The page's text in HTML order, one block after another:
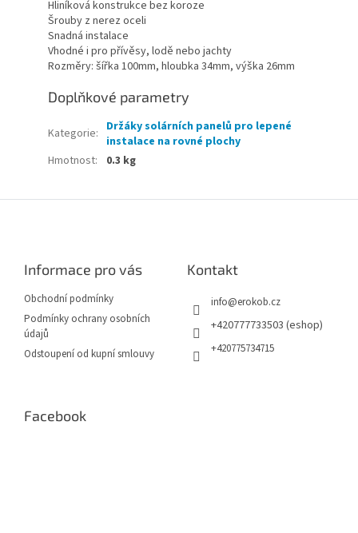
Hliníková konstrukce bez koroze
Šrouby z nerez oceli
Snadná instalace
Vhodné i pro přívěsy, lodě nebo jachty
Rozměry: šířka 100mm, hloubka 34mm, výška 26mm
Doplňkové parametry
Kategorie: Držáky solárních panelů pro lepené
instalace na rovné plochy
Hmotnost: 0.3 kg
Informace pro vás
Obchodní podmínky
Podmínky ochrany osobních
údajů
Odstoupení od kupní smlouvy
Kontakt
info@erokob.cz
+420777733503 (eshop)
+420775734715
Facebook